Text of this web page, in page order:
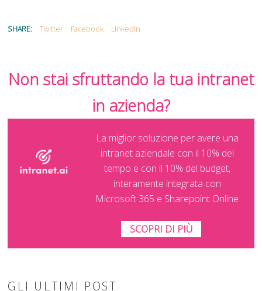
SHARE: Twitter Facebook LinkedIn
Non stai sfruttando la tua intranet
in azienda?
La miglior soluzione per avere una
intranet aziendale con il 10% del
tempo e con il 10% del budget,
interamente integrata con
Microsoft 365 e Sharepoint Online
SCOPRI DI PIÙ
GLI ULTIMI POST